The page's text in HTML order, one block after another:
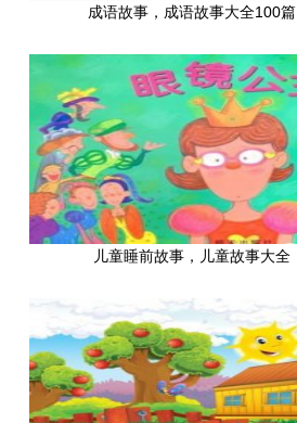
成语故事，成语故事大全100篇
儿童睡前故事，儿童故事大全